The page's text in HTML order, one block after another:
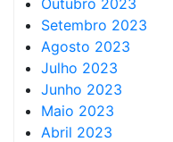
Outubro 2023
Setembro 2023
Agosto 2023
Julho 2023
Junho 2023
Maio 2023
Abril 2023